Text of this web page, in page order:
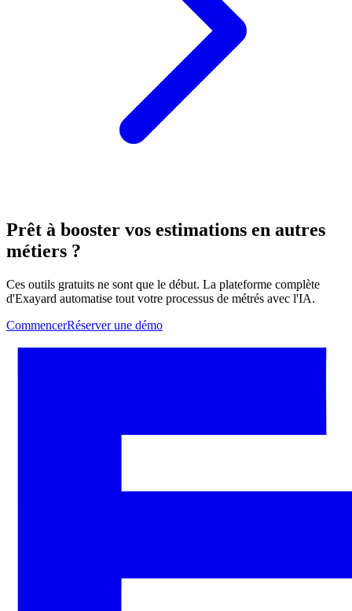
Prêt à booster vos estimations en autres
métiers ?
Ces outils gratuits ne sont que le début. La plateforme complète
d'Exayard automatise tout votre processus de métrés avec l'IA.
CommencerRéserver une démo